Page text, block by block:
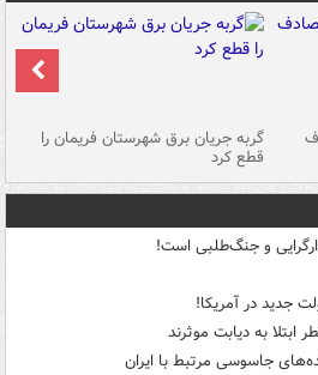
گربه جریان برق شهرستان فریمان را
قطع کرد
و جنگ‌طلبی است!
جدید در آمریکا!
به دیابت موثرند
جاسوسی مرتبط با ایران